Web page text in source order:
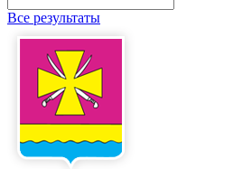
Все результаты